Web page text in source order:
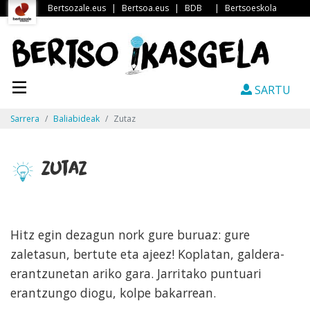
Bertsozale.eus | Bertsoa.eus | BDB | Bertsoeskola
SARTU
Sarrera Baliabideak Zutaz
Zutaz
Hitz egin dezagun nork gure buruaz: gure
zaletasun, bertute eta ajeez! Koplatan, galdera-
erantzunetan ariko gara. Jarritako puntuari
erantzungo diogu, kolpe bakarrean.